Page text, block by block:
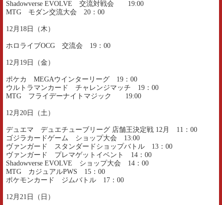
Shadowverse EVOLVE 交流対戦会 19:00
MTG モダン交流大会 20：00
12月18日（木）
ホロライブOCG 交流会 19：00
12月19日（金）
ポケカ MEGAウインターリーグ 19：00
ウルトラマンカード チャレンジマッチ 19：00
MTG フライデーナイトマジック 19:00
12月20日（土）
デュエマ デュエチューブリーグ 店舗王決定戦 12月 11：00
ゴジラカードゲーム ショップ大会 13:00
ヴァンガード スタンダードショップバトル 13：00
ヴァンガード プレマゲットイベント 14：00
Shadowverse EVOLVE ショップ大会 14：00
MTG カジュアルPWS 15：00
ポケモンカード ジムバトル 17：00
12月21日（日）